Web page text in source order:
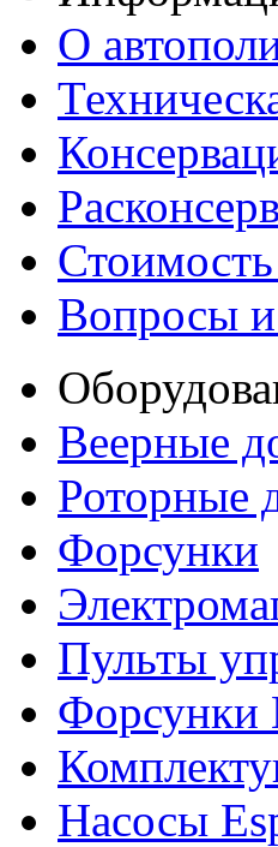
О
Вопросы
Веерные
Роторные
Форсунки
Пульты
Форсунки
Насосы